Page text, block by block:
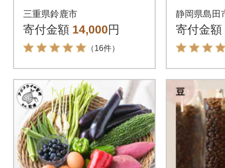
入り
三重県鈴鹿市
寄付金額 14,000円
（16件）
無糖
(24本)
静岡県島田
寄付金額